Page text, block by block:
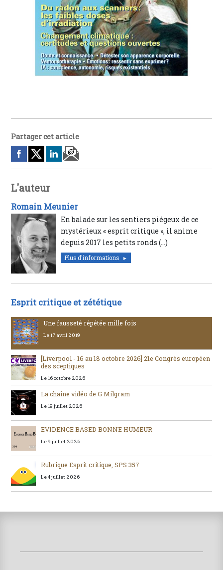
Partager cet article
L'auteur
Romain Meunier
En balade sur les sentiers piégeux de ce
mystérieux « esprit critique », il anime
depuis 2017 les petits ronds (…)
Plus d'informations
Esprit critique et zététique
Une fausseté répétée mille fois
Le 17 avril 2019
[Liverpool - 16 au 18 octobre 2026] 21e Congrès européen
des sceptiques
Le 16 octobre 2026
La chaîne vidéo de G Milgram
Le 19 juillet 2026
EVIDENCE BASED BONNE HUMEUR
Le 9 juillet 2026
Rubrique Esprit critique, SPS 357
Le 4 juillet 2026